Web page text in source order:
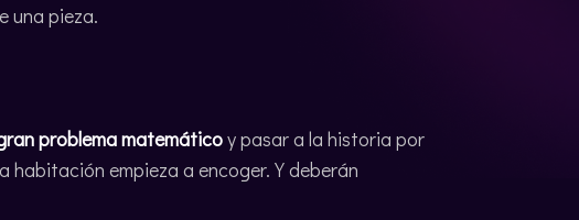
una pieza.
problema matemáticoy pasar a la historia por
habitación empieza a encoger. Y deberán